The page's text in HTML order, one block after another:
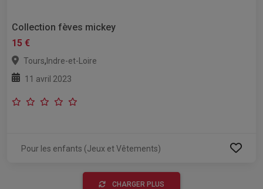
Collection fèves mickey
15 €
Tours,Indre-et-Loire
11 avril 2023
Pour les enfants (Jeux et Vêtements)
CHARGER PLUS